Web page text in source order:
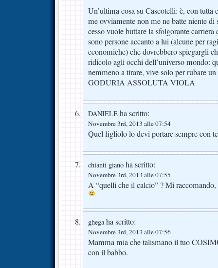
Un’ultima cosa su Cascotelli: è, con tutta
me ovviamente non me ne batte niente di
cesso vuole buttare la sfolgorante
sono persone accanto a lui (alcune per
economiche) che dovrebbero spiegargli
ridicolo agli occhi dell’universo mondo:
nemmeno a tirare, vive solo per rubare
GODURIA ASSOLUTA VIOLA
DANIELE ha scritto:
Novembre 3rd, 2013 alle 07:54
Quel figliolo lo devi portare sempre con
chianti giano ha scritto:
Novembre 3rd, 2013 alle 07:55
A “quelli che il calcio” ? Mi
ghegaha scritto:
Novembre 3rd, 2013 alle 07:56
Mamma mia che talismano il tuo
con il babbo.